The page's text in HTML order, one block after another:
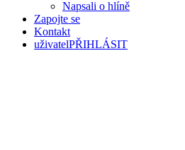
Napsali o hlíně
Zapojte se
Kontakt
uživatelPŘIHLÁSIT